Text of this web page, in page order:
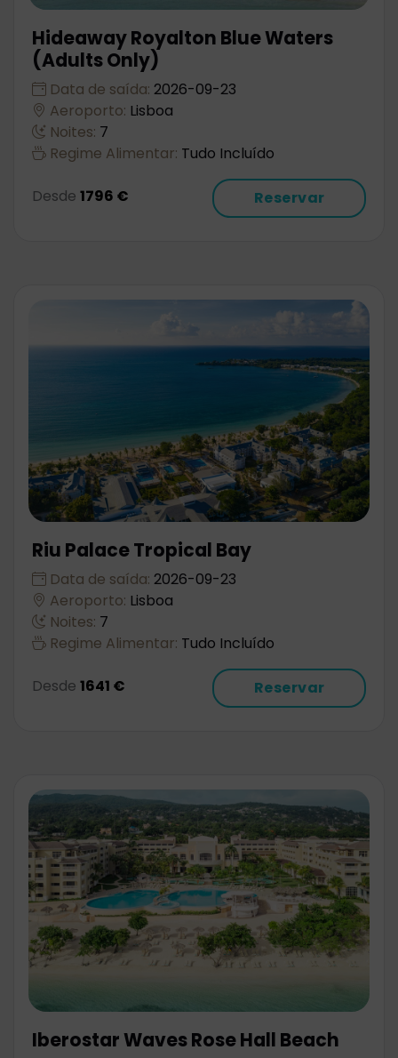
Hideaway Royalton Blue Waters
(Adults Only)
Data de saída: 2026-09-23
Aeroporto: Lisboa
Noites: 7
Regime Alimentar: Tudo Incluído
Desde 1796 € Reservar
Riu Palace Tropical Bay
Data de saída: 2026-09-23
Aeroporto: Lisboa
Noites: 7
Regime Alimentar: Tudo Incluído
Desde 1641 € Reservar
Iberostar Waves Rose Hall Beach